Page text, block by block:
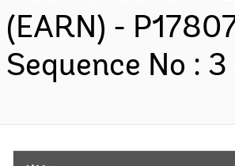
(EARN) -
Sequence No :